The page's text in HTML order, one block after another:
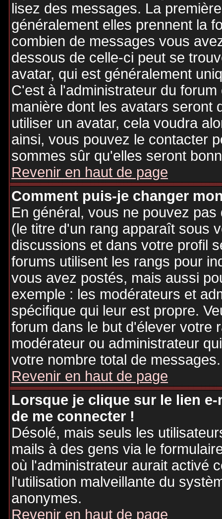
lisez des messages. La
généralement elles prennent la
combien de messages vous
dessous de celle-ci peut se
avatar, qui est généralement
C'est à l'administrateur du
manière dont les avatars seront
utiliser un avatar, cela voudra
ainsi, vous pouvez le contacter
sommes sûr qu'elles seront
Revenir en haut de page
Comment puis-je changer
En général, vous ne pouvez
(le titre d'un rang apparaît sous
discussions et dans votre profil
forums utilisent les rangs pour
vous avez postés, mais aussi
exemple : les modérateurs et
spécifique qui leur est propre.
forum dans le but d'élever votre
modérateur ou administrateur
votre nombre total de messages.
Revenir en haut de page
Lorsque je clique sur le lien
de me connecter !
Désolé, mais seuls les
mails à des gens via le
où l'administrateur aurait activé
l'utilisation malveillante du
anonymes.
Revenir en haut de page